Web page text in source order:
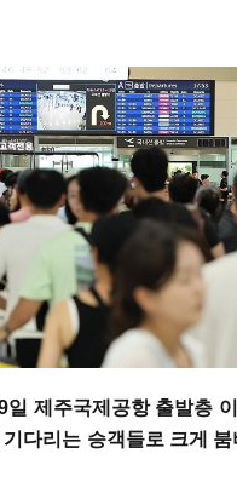
일 제주국제공항 출발층
다리는 승객들로 크게